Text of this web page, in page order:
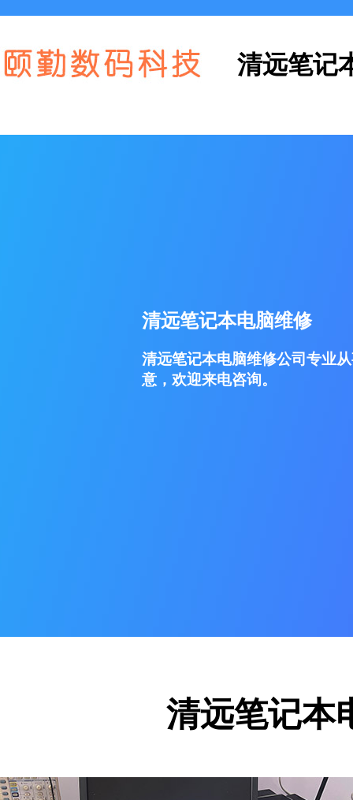
清远笔记
清远笔记本电脑维修
清远笔记本电脑维修公司专业
意，欢迎来电咨询。
清远笔记本